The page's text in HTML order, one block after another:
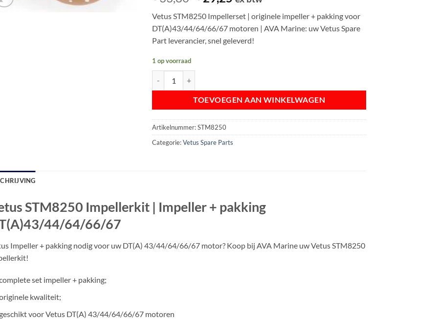
prijs
was:
€ 33,80.
is:
€ 29,25.
Vetus STM8250 Impellerset | originele impeller + pakking voor
DT(A)43/44/64/66/67 motoren | AVA Marine: uw Vetus Spare
Part leverancier, snel geleverd!
1 op voorraad
TOEVOEGEN AAN WINKELWAGEN
Artikelnummer:STM8250
Categorie:Vetus Spare Parts
STM8250 Impellerkit | Impeller + pakking
44/64/66/67
Impeller + pakking nodig voor uw DT(A) 43/44/64/66/67 motor? Koop bij AVA Marine uw Vetus STM8250
set impeller + pakking;
kwaliteit;
voor Vetus DT(A) 43/44/64/66/67 motoren